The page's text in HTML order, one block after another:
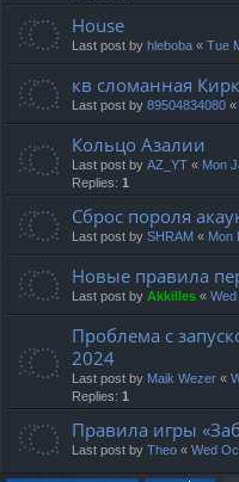
House
Last post by hleboba « Tue
кв сломанная
Last post by 89504834080 «
Кольцо Азалии
Last post by AZ_YT « Mon
Replies: 1
Сброс пороля
Last post by SHRAM « Mon
Новые правила
Last post by Akkilles «
Проблема с
2024
Last post by Maik Wezer «
Replies: 1
Правила игры
Last post by Theo « Wed